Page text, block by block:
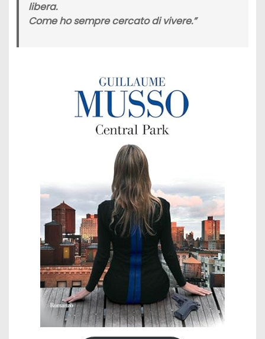
libera.
Come ho sempre cercato di vivere.”